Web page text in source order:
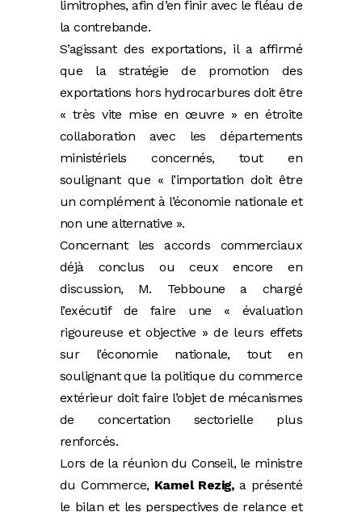
limitrophes, afin d’en finir avec le fléau de
la contrebande.
S’agissant des exportations, il a affirmé
que la stratégie de promotion des
exportations hors hydrocarbures doit être
« très vite mise en œuvre » en étroite
collaboration avec les départements
ministériels concernés, tout en
soulignant que « l’importation doit être
un complément à l’économie nationale et
non une alternative ».
Concernant les accords commerciaux
déjà conclus ou ceux encore en
discussion, M. Tebboune a chargé
l’exécutif de faire une « évaluation
rigoureuse et objective » de leurs effets
sur l’économie nationale, tout en
soulignant que la politique du commerce
extérieur doit faire l’objet de mécanismes
de concertation sectorielle plus
renforcés.
Lors de la réunion du Conseil, le ministre
du Commerce, Kamel Rezig,a présenté
le bilan et les perspectives de relance et